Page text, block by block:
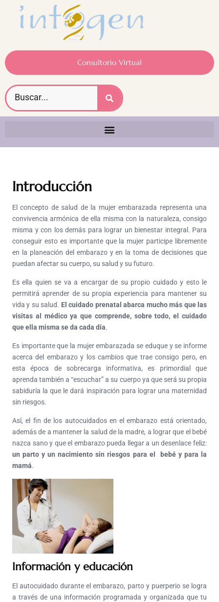
Consultorio Virtual
Introducción
El concepto de salud de la mujer embarazada representa una
convivencia armónica de ella misma con la naturaleza, consigo
misma y con los demás para lograr un bienestar integral. Para
conseguir esto es importante que la mujer participe libremente
en la planeación del embarazo y en la toma de decisiones que
puedan afectar su cuerpo, su salud y su futuro.
Es ella quien se va a encargar de su propio cuidado y esto le
permitirá aprender de su propia experiencia para mantener su
vida y su salud. El cuidado prenatal abarca mucho más que las
visitas al médico ya que comprende, sobre todo, el cuidado
que ella misma se da cada día.
Es importante que la mujer embarazada se eduque y se informe
acerca del embarazo y los cambios que trae consigo pero, en
esta época de sobrecarga informativa, es primordial que
aprenda también a “escuchar” a su cuerpo ya que será su propia
sabiduría la que le dará inspiración para lograr una maternidad
sin riesgos.
Así, el fin de los autocuidados en el embarazo está orientado,
además de a mantener la salud de la madre, a lograr que el bebé
nazca sano y que el embarazo pueda llegar a un desenlace feliz:
un parto y un nacimiento sin riesgos para el bebé y para la
mamá.
Información y educación
El autocuidado durante el embarazo, parto y puerperio se logra
a través de una información programada y organizada que tu